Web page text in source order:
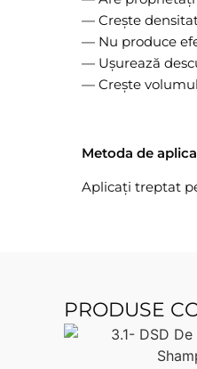
— Crește
— Nu produce
— Ușurează
— Crește
Metoda de
Aplicați treptat
PRODUSE